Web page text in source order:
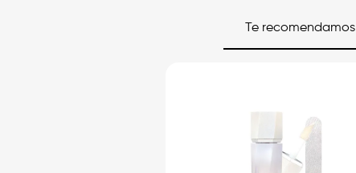
Te recomendamos